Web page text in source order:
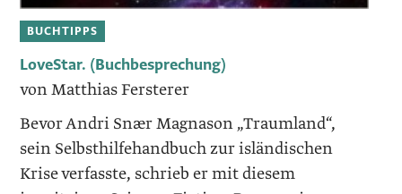
BUCHTIPPS
LoveStar. (Buchbesprechung)
von Matthias Fersterer
Bevor Andri Snær Magnason „Traumland“,
sein Selbsthilfehandbuch zur isländischen
Krise verfasste, schrieb er mit diesem